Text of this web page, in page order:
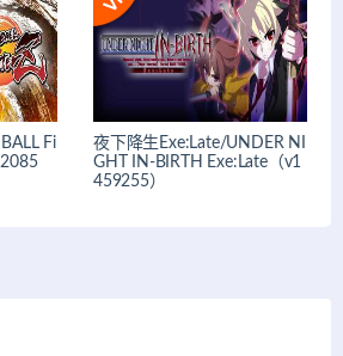
Fi
夜下降生Exe:Late/UNDER NI
GHT IN-BIRTH Exe:Late（v1
459255）